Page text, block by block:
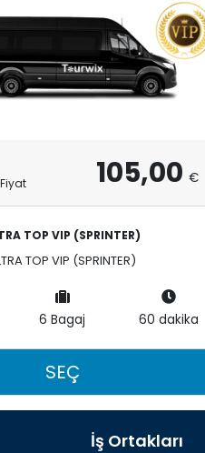
105,00 €
TOP VIP (SPRINTER)
TOP VIP (SPRINTER)
6 Bagaj 60 dakika
SEÇ
İş Ortakları